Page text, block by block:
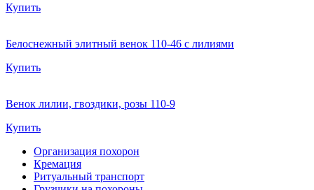
Купить
Белоснежный элитный венок 110-46 с лилиями
Купить
Венок лилии, гвоздики, розы 110-9
Купить
Организация похорон
Кремация
Ритуальный транспорт